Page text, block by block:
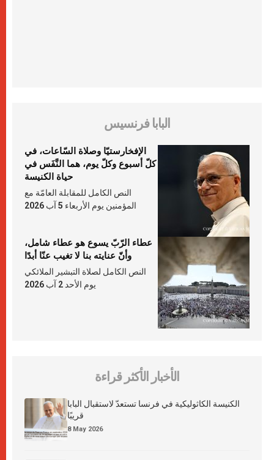
البابا فرنسيس
الإفخارستيّا وصلاة السّاعات، في
كلّ أسبوع وكلّ يوم، هما النَّفَس في
حياة الكنيسة
النص الكامل للمقابلة العامّة مع
المؤمنين يوم الأربعاء 5 آب 2026
عطاء الرّبّ يسوع هو عطاء شامل،
وأنّ عنايته بنا لا تغيب عنّا أبدًا
النص الكامل لصلاة التبشير الملائكي
يوم الأحد 2 آب 2026
الأخبار الأكثر قراءة
الكنيسة الكاثوليكية في فرنسا تستعدّ لاستقبال البابا
قريبًا
8 May 2026